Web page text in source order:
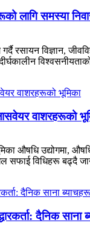
लागि समस्या
रसायन विज्ञान,
वाशरहरूको
औषधि उद्योगमा,
सफाई विधिहरू बढ्दै
दैनिक